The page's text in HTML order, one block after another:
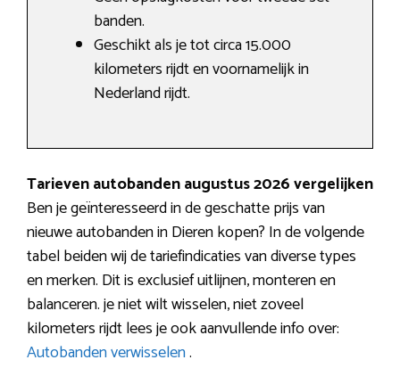
banden.
Geschikt als je tot circa 15.000
kilometers rijdt en voornamelijk in
Nederland rijdt.
Tarieven autobanden augustus 2026 vergelijken
Ben je geïnteresseerd in de geschatte prijs van
nieuwe autobanden in Dieren kopen? In de volgende
tabel beiden wij de tariefindicaties van diverse types
en merken. Dit is exclusief uitlijnen, monteren en
balanceren. je niet wilt wisselen, niet zoveel
kilometers rijdt lees je ook aanvullende info over:
Autobanden verwisselen.